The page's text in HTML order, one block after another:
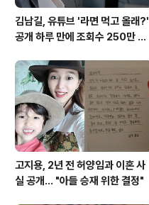
김남길, 유튜브 '라면 먹고 올래?'
공개 하루 만에 조회수 250만 돌
고지용, 2년 전 허양임과 이혼 사
실 공개… "아들 승재 위한 결정"